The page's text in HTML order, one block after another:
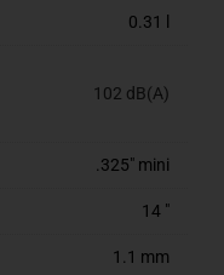
0.31 l
102 dB(A)
.325" mini
14 "
1.1 mm